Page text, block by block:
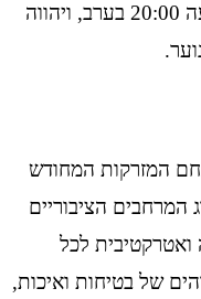
בין החל מהשעה 10 בבוקר ועד השעה 20:00 בערב, ויהווה
המזרקות המחודש
הציבוריים
ואטרקטיבית לכל
של בטיחות ואיכות,